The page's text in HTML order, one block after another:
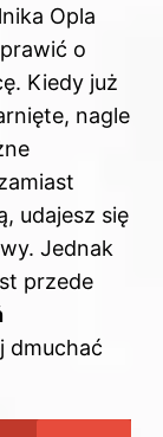
Opla
o
Kiedy już
nagle
udajesz się
Jednak
przede
dmuchać